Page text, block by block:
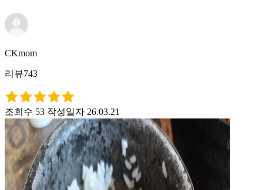
CKmom
리뷰743
조회수 53 작성일자 26.03.21